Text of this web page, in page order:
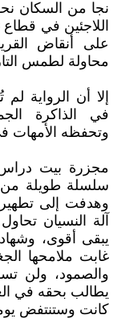
نجا من السكان
اللاجئين في
على أنقاض
محاولة لطمس
إلا أن الرواية
في الذاكرة
وتحفظه الأمهات
مجزرة بيت
سلسلة طويلة من
وهدفت إلى
آلة النسيان
يبقى أقوى،
غابت ملامحها
والصمود، ولن
يطالب بحقه في
كانت وستنتفض